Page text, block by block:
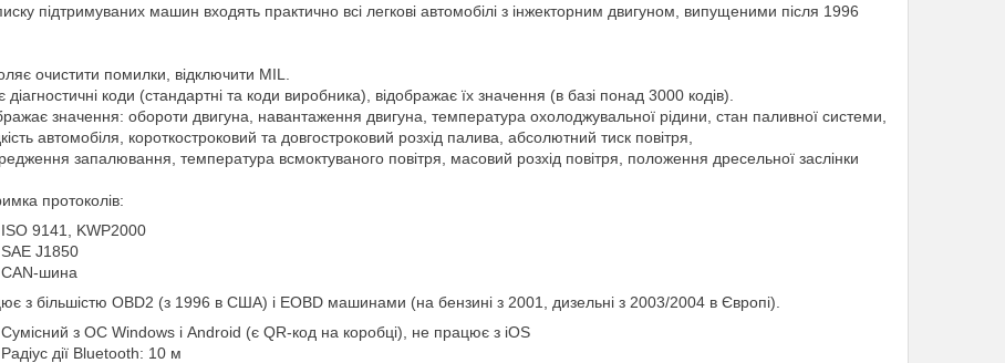
підтримуваних машин входять практично всі легкові автомобілі з інжекторним двигуном, випущеними після 1996
очистити помилки, відключити MIL.
діагностичні коди (стандартні та коди виробника), відображає їх значення (в базі понад 3000 кодів).
значення: обороти двигуна, навантаження двигуна, температура охолоджувальної рідини, стан паливної системи,
автомобіля, короткостроковий та довгостроковий розхід палива, абсолютний тиск повітря,
запалювання, температура всмоктуваного повітря, масовий розхід повітря, положення дресельної заслінки
протоколів:
ISO 9141, KWP2000
SAE J1850
CAN-шина
з більшістю OBD2 (з 1996 в США) і EOBD машинами (на бензині з 2001, дизельні з 2003/2004 в Європі).
Сумісний з ОС Windows і Android (є QR-код на коробці), не працює з iOS
Радіус дії Bluetooth: 10 м